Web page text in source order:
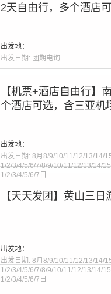
2天自由行，多个酒店可
line 275
出发地：
出发日期: 团期电询
【机票+酒店自由行】
个酒店可选，含三亚机
line 275
出发地：
出发日期: 8月8/9/10/11/12/13/14/
1/2/3/4/5/6/7/8/9/10/11/12/13/14/
1/2/3/4/5/6/7日
【天天发团】黄山三
出发地：
出发日期: 8月8/9/10/11/12/13/14/
1/2/3/4/5/6/7/8/9/10/11/12/13/14/
1/2/3/4/5/6/7日